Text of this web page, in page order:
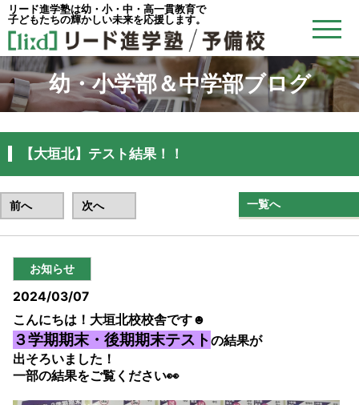
リード進学塾は幼・小・中・高一貫教育で
子どもたちの輝かしい未来を応援します。
幼・小学部＆中学部ブログ
【大垣北】テスト結果！！
前へ 次へ 一覧へ
お知らせ
2024/03/07
こんにちは！大垣北校校舎です☻
３学期期末・後期期末テストの結果が
出そろいました！
一部の結果をご覧ください👀